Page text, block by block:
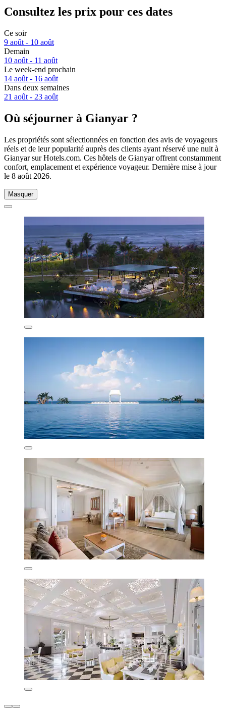
Consultez les prix pour ces dates
Ce soir
9 août - 10 août
Demain
10 août - 11 août
Le week-end prochain
14 août - 16 août
Dans deux semaines
21 août - 23 août
Où séjourner à Gianyar ?
Les propriétés sont sélectionnées en fonction des avis de voyageurs
réels et de leur popularité auprès des clients ayant réservé une nuit à
Gianyar sur Hotels.com. Ces hôtels de Gianyar offrent constamment
confort, emplacement et expérience voyageur. Dernière mise à jour
le 8 août 2026.
Masquer